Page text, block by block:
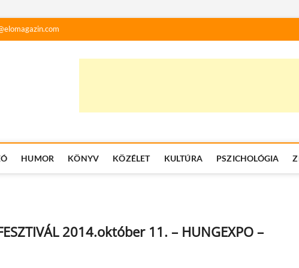
HUMOR KÖNYV KÖZÉLET KULTÚRA PSZICHOLÓGIA
2014.október 11. – HUNGEXPO –